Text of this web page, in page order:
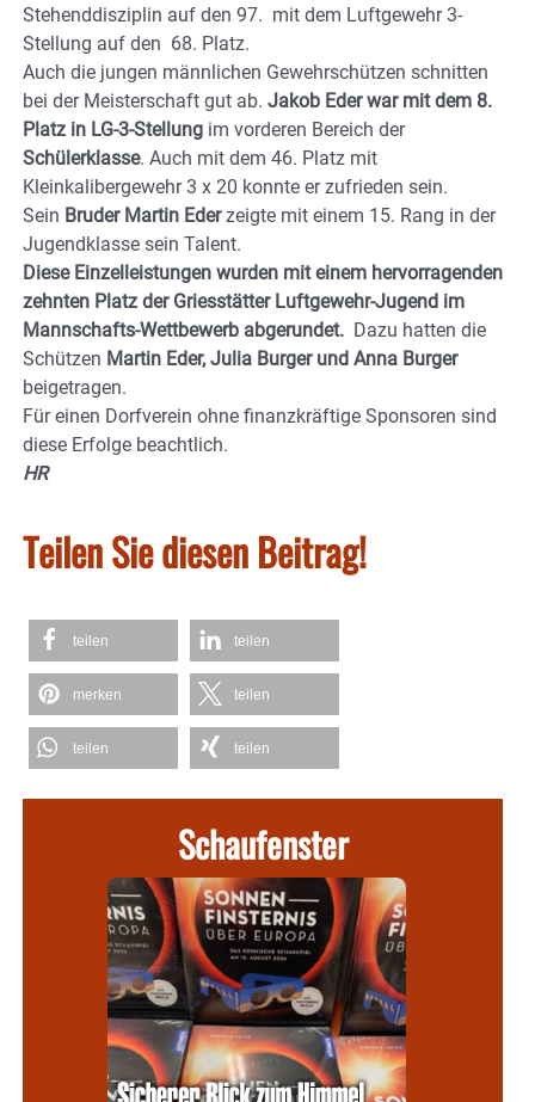
Stehenddisziplin auf den 97. mit dem Luftgewehr 3-
Stellung auf den 68. Platz.
Auch die jungen männlichen Gewehrschützen schnitten
bei der Meisterschaft gut ab. Jakob Eder war mit dem 8.
Platz in LG-3-Stellung im vorderen Bereich der
Schülerklasse. Auch mit dem 46. Platz mit
Kleinkalibergewehr 3 x 20 konnte er zufrieden sein.
Sein Bruder Martin Ederzeigte mit einem 15. Rang in der
Jugendklasse sein Talent.
Diese Einzelleistungen wurden mit einem hervorragenden
zehnten Platz der Griesstätter Luftgewehr-Jugend im
Mannschafts-Wettbewerb abgerundet. Dazu hatten die
Schützen Martin Eder, Julia Burger und Anna Burger
beigetragen.
Für einen Dorfverein ohne finanzkräftige Sponsoren sind
diese Erfolge beachtlich.
HR
Teilen Sie diesen Beitrag!
teilen teilen
merken teilen
teilen teilen
Schaufenster